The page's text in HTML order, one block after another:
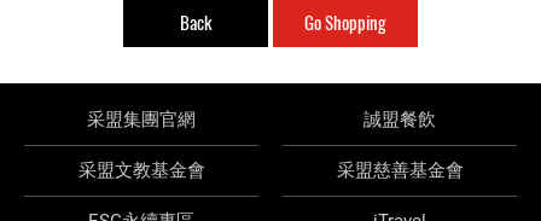
Back Go Shopping
采盟集團官網 誠盟餐飲
采盟文教基金會 采盟慈善基金會